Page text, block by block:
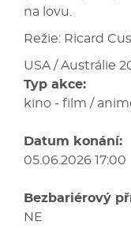
na lovu.
Režie: Ricard
USA / Austrálie
Typ akce:
kino - film /
Datum konání:
05.06.2026 17:00
Bezbariérový
NE